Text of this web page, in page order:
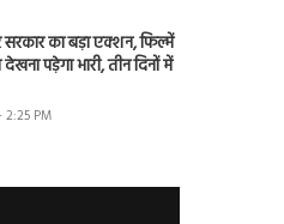
का बड़ा एक्शन, फिल्में
पड़ेगा भारी, तीन दिनों में
2:25 PM